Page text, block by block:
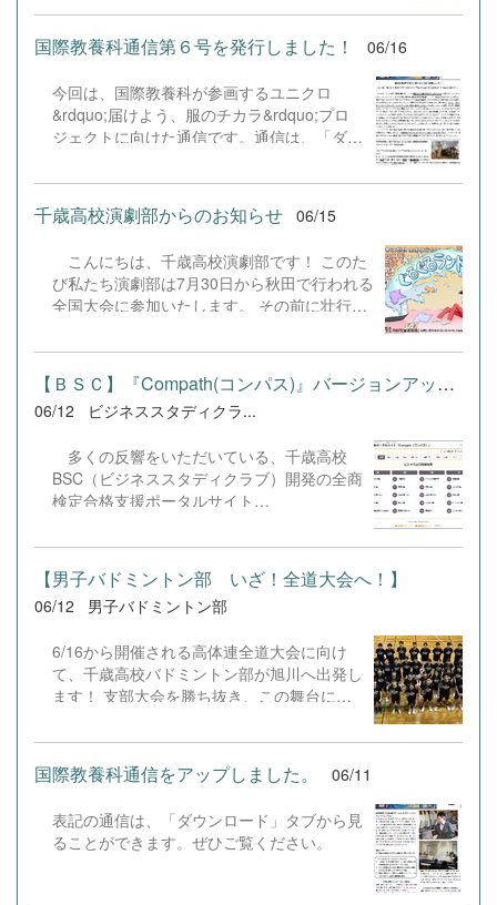
謝 #3年間ありがとう
にて開校80周年祝賀会を開催することが発
表されました。詳細は追って連絡いたします
ので、お待ちください。
されているベトナム出身のMy Ha（ミーハ）
さんです。全国約1000校で実施されている
このプロジェクトですが、今回は数少ない
ィスカッションにいたるまで、すべて英語で
行われました。 「もし自分が今すぐ国を逃
れるなら、1つのリュックに何を詰めるか」
ォンを選んだ生徒たちに対し、実際の難民が
長旅を見据えて「薬や歯ブラシ」を携えてい
声が上がりました。受講した生徒は、「服を
寄付することは単に衣服を譲るだけでなく、
見知らぬ誰かと『この色が好き』という前向
いました。 今後は生徒たちが主体となり、
校内だけでなく市内の4つの施設にご協力を
本格的にスタートさせます。ポスター制作や
PR活動の...
国際教養科通信第６号を発行しました！ 06/16
今回は、国際教養科が参画するユニクロ
&rdquo;届けよう、服のチカラ&rdquo;プロ
ジェクトに向けた通信です。通信は、「ダウ
ひご覧ください。
千歳高校演劇部からのお知らせ 06/15
こんにちは、千歳高校演劇部です！ このた
び私たち演劇部は7月30日から秋田で行われる
全国大会に参加いたします。 その前に壮行公
ぐるランドリー」を上演いたします。あわせ
てⅠ年生お披露目公演も予定しております。
7月20日（月・祝）はお友達やご家族をお誘い
合わせのうえ、ぜひ北ガス文化ホールに足を
らもチケット予約はできますので、ぜひよろ
しくお願いいたします。 ぐるランチケット予
約フォーム
【ＢＳＣ】『Compath(コンパス)』バージョンアップのお知らせ
06/12 ビジネススタディクラ...
多くの反響をいただいている、千歳高校
BSC（ビジネススタディクラブ）開発の全商
検定合格支援ポータルサイト
査が終了したタイミングに合わせ、バージョ
ンアップを行いました。 今回は、皆様か
らいただいたアンケートのご意見をもとに、
BSC部員の中から結成された「4名のプログ
（不具合修正）およびバージョンアップの実
装を担当いたしました。（※開発もこの４名
が全て実施しております） また、今回の
インを「青」から「赤」、そして「白」へと
変更しています！なお、プログラムを改変し
た各バージョンは、本校Webページのダウ
ンロードページよりいつでもダウンロードが
可能です。 今回の主な更新内容は以下の
通りです。 【更新内容（プログラム更
【男子バドミントン部 いざ！全道大会へ！】
06/12 男子バドミントン部
6/16から開催される高体連全道大会に向け
て、千歳高校バドミントン部が旭川へ出発し
ます！ 支部大会を勝ち抜き、この舞台に立
ねてきた練習の成果を発揮できるようチーム
一丸となって戦ってきます。 支えてくださ
る保護者の皆様、先生方、OB・OGの皆様、
謝の気持ちを胸に、一戦一戦全力で挑みま
す。 応援よろしくお願いいたします！ 「感
国際教養科通信をアップしました。 06/11
表記の通信は、「ダウンロード」タブから見
ることができます。ぜひご覧ください。